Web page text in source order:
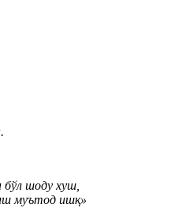
шоду хуш,
муътод ишқ»